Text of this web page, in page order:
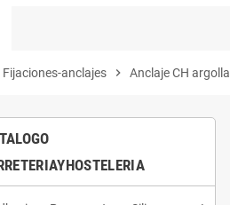
Fijaciones-anclajes chevron_right Anclaje CH argolla